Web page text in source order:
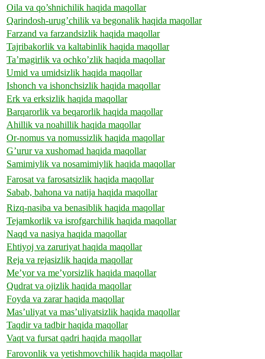
Oila va qo’shnichilik haqida maqollar
Qarindosh-urug’chilik va begonalik haqida maqollar
Farzand va farzandsizlik haqida maqollar
Tajribakorlik va kaltabinlik haqida maqollar
Ta’magirlik va ochko’zlik haqida maqollar
Umid va umidsizlik haqida maqollar
Ishonch va ishonchsizlik haqida maqollar
Erk va erksizlik haqida maqollar
Barqarorlik va beqarorlik haqida maqollar
Ahillik va noahillik haqida maqollar
Or-nomus va nomussizlik haqida maqollar
G’urur va xushomad haqida maqollar
Samimiylik va nosamimiylik haqida maqollar
Farosat va farosatsizlik haqida maqollar
Sabab, bahona va natija haqida maqollar
Rizq-nasiba va benasiblik haqida maqollar
Tejamkorlik va isrofgarchilik haqida maqollar
Naqd va nasiya haqida maqollar
Ehtiyoj va zaruriyat haqida maqollar
Reja va rejasizlik haqida maqollar
Me’yor va me’yorsizlik haqida maqollar
Qudrat va ojizlik haqida maqollar
Foyda va zarar haqida maqollar
Mas’uliyat va mas’uliyatsizlik haqida maqollar
Taqdir va tadbir haqida maqollar
Vaqt va fursat qadri haqida maqollar
Farovonlik va yetishmovchilik haqida maqollar